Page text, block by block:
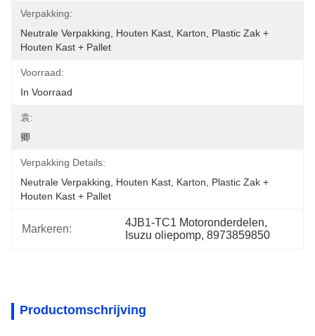
Verpakking:
Neutrale Verpakking, Houten Kast, Karton, Plastic Zak +
Houten Kast + Pallet
Voorraad:
In Voorraad
袁:
卿
Verpakking Details:
Neutrale Verpakking, Houten Kast, Karton, Plastic Zak +
Houten Kast + Pallet
Markeren:
4JB1-TC1 Motoronderdelen,
Isuzu oliepomp, 8973859850
Productomschrijving